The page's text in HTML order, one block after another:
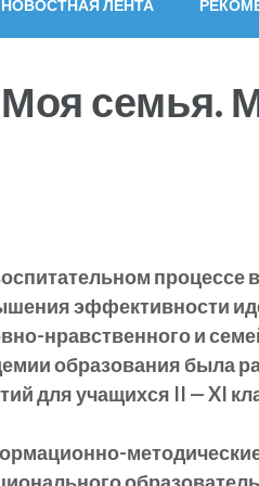
НОВОСТНАЯ ЛЕНТА
семья.
процессе
эффективности
нравственного и
образования была
для учащихся II — XI